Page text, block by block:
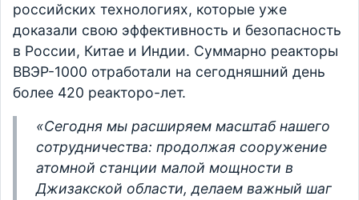
российских технологиях, которые уже
доказали свою эффективность и безопасность
в России, Китае и Индии. Суммарно реакторы
ВВЭР-1000 отработали на сегодняшний день
более 420 реакторо-лет.
«Сегодня мы расширяем масштаб нашего
сотрудничества: продолжая сооружение
атомной станции малой мощности в
Джизакской области, делаем важный шаг